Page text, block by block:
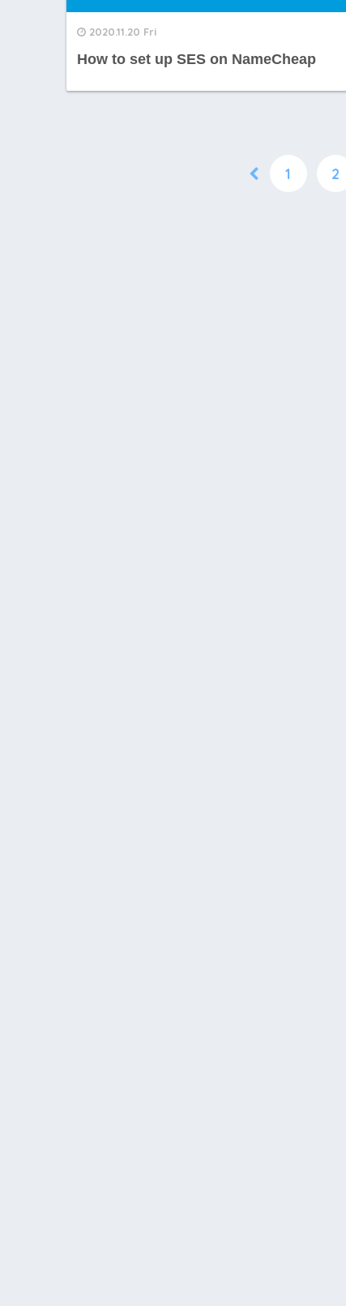
2020.11.20 Fri
How to set up SES on NameCheap
1 2